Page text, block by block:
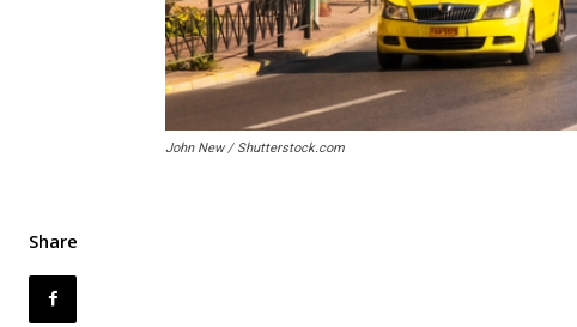
John New / Shutterstock.com
Share